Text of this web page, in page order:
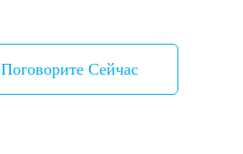
Поговорите Сейчас